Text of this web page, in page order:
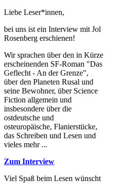
Liebe Leser*innen,
bei uns ist ein Interview mit Jol
Rosenberg erschienen!
Wir sprachen über den in Kürze
erscheinenden SF-Roman "Das
Geflecht - An der Grenze",
über den Planeten Rusal und
seine Bewohner, über Science
Fiction allgemein und
insbesondere über die
ostdeutsche und
osteuropäische, Flanierstücke,
das Schreiben und Lesen und
vieles mehr ...
Zum Interview
Viel Spaß beim Lesen wünscht